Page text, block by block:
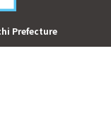
Prefecture